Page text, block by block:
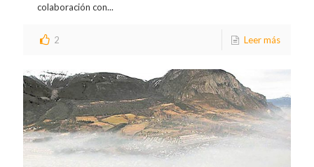
colaboración con...
2 Leer más